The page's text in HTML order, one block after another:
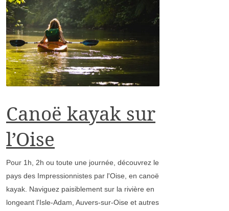
Canoë kayak sur
l’Oise
Pour 1h, 2h ou toute une journée, découvrez le
pays des Impressionnistes par l'Oise, en canoë
kayak. Naviguez paisiblement sur la rivière en
longeant l'Isle-Adam, Auvers-sur-Oise et autres